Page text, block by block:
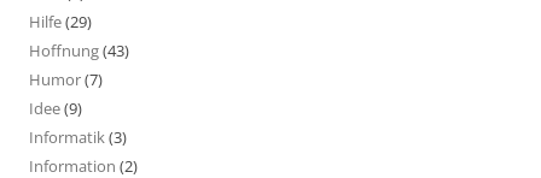
Hilfe(29)
Hoffnung(43)
Humor(7)
Idee(9)
Informatik(3)
Information (2)